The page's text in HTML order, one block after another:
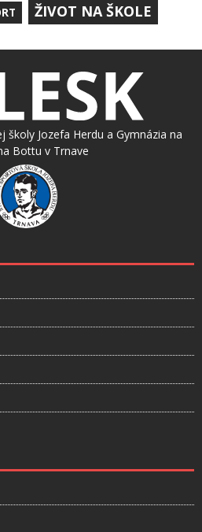
ŽIVOT NA ŠKOLE
školy Jozefa Herdu a Gymnázia na
Bottu v Trnave